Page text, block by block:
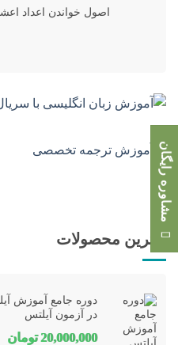
اصول خواندن اعداد
بهترین محصولات
دوره جامع آموزش
در آزمون آیلتس
20,000,000 تومان
مشاوره رایگان